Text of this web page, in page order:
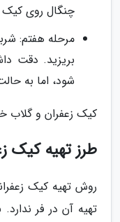
چنگال روی
مرحله هفتم:
بریزید. دقت
شود، اما به
کیک زعفران و
طرز تهیه کیک
روش تهیه کیک
تهیه آن در فر ندارد.